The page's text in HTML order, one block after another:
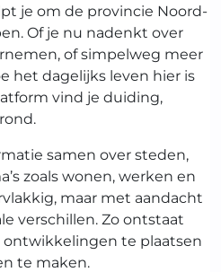
je om de provincie Noord-
Of je nu nadenkt over
of simpelweg meer
het dagelijks leven hier is
vind je duiding,
samen over steden,
zoals wonen, werken en
maar met aandacht
verschillen. Zo ontstaat
te plaatsen
te maken.